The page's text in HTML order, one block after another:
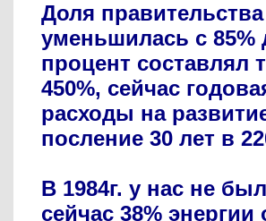
Доля
уменьшилась с 85%
процент составлял
450%, сейчас
расходы на
посление 30 лет в
В 1984г. у нас не
сейчас 38% энергии